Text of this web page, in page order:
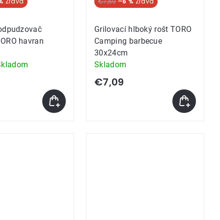
havran
Grilovací hlboký rošt TORO
Camping barbecue
30x24cm
Skladom
€7,09